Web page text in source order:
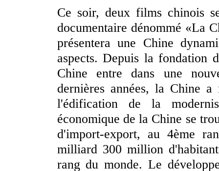
Ce soir, deux films chinois
documentaire dénommé «La
présentera une Chine
aspects. Depuis la fondation
Chine entre dans une
dernières années, la Chine a
l'édification de la
économique de la Chine se
d'import-export, au 4ème
milliard 300 million
rang du monde. Le